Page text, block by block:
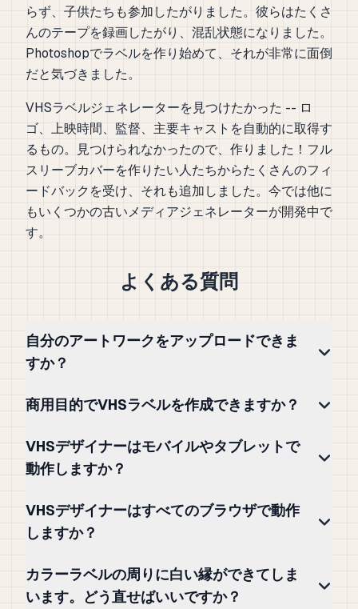
らず、子供たちも参加したがりました。彼らはたくさ
んのテープを録画したがり、混乱状態になりました。
Photoshopでラベルを作り始めて、それが非常に面倒
だと気づきました。
VHSラベルジェネレーターを見つけたかった -- ロ
ゴ、上映時間、監督、主要キャストを自動的に取得す
るもの。見つけられなかったので、作りました！フル
スリーブカバーを作りたい人たちからたくさんのフィ
ードバックを受け、それも追加しました。今では他に
もいくつかの古いメディアジェネレーターが開発中で
す。
よくある質問
自分のアートワークをアップロードできま
すか？
商用目的でVHSラベルを作成できますか？
VHSデザイナーはモバイルやタブレットで
動作しますか？
VHSデザイナーはすべてのブラウザで動作
しますか？
カラーラベルの周りに白い縁ができてしま
います。どう直せばいいですか？